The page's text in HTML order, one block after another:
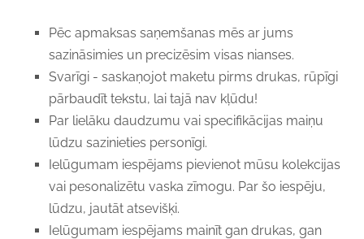
Pēc apmaksas saņemšanas mēs ar jums
sazināsimies un precizēsim visas nianses.
Svarīgi - saskaņojot maketu pirms drukas, rūpīgi
pārbaudīt tekstu, lai tajā nav kļūdu!
Par lielāku daudzumu vai specifikācijas maiņu
lūdzu sazinieties personīgi.
Ielūgumam iespējams pievienot mūsu kolekcijas
vai pesonalizētu vaska zīmogu. Par šo iespēju,
lūdzu, jautāt atsevišķi.
Ielūgumam iespējams mainīt gan drukas, gan